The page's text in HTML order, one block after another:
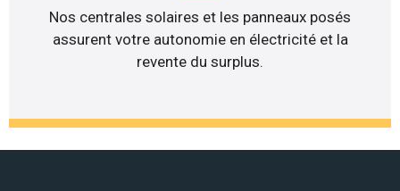
Nos centrales solaires et les panneaux posés
assurent votre autonomie en électricité et la
revente du surplus.